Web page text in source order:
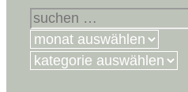
suchen
nach:
kategorien